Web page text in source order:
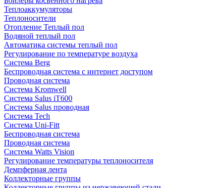
Теплоаккумуляторы
Теплоносители
Отопление Теплый пол
Водяной теплый пол
Автоматика системы теплый пол
Регулирование по температуре воздуха
Система Berg
Беспроводная система с интернет доступом
Проводная система
Система Kromwell
Система Salus iT600
Система Salus проводная
Система Tech
Система Uni-Fitt
Беспроводная система
Проводная система
Система Watts Vision
Регулирование температуры теплоносителя
Демпферная лента
Коллекторные группы